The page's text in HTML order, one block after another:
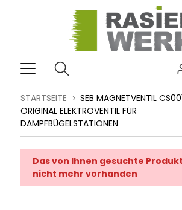
STARTSEITE
SEB MAGNETVENTIL
ORIGINAL ELEKTROVENTIL FÜR
DAMPFBÜGELSTATIONEN
Das von Ihnen gesuchte
nicht mehr vorhanden